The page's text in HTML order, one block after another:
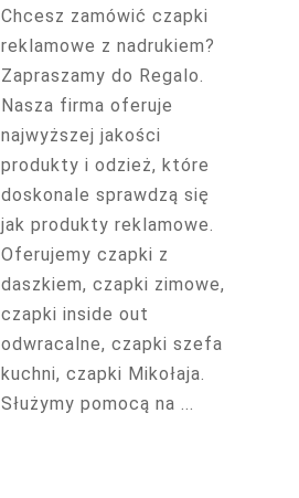
Chcesz zamówić czapki
reklamowe z nadrukiem?
Zapraszamy do Regalo.
Nasza firma oferuje
najwyższej jakości
produkty i odzież, które
doskonale sprawdzą się
jak produkty reklamowe.
Oferujemy czapki z
daszkiem, czapki zimowe,
czapki inside out
odwracalne, czapki szefa
kuchni, czapki Mikołaja.
Służymy pomocą na ...